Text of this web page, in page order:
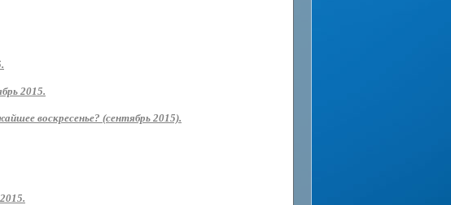
2015.
воскресенье? (сентябрь 2015).